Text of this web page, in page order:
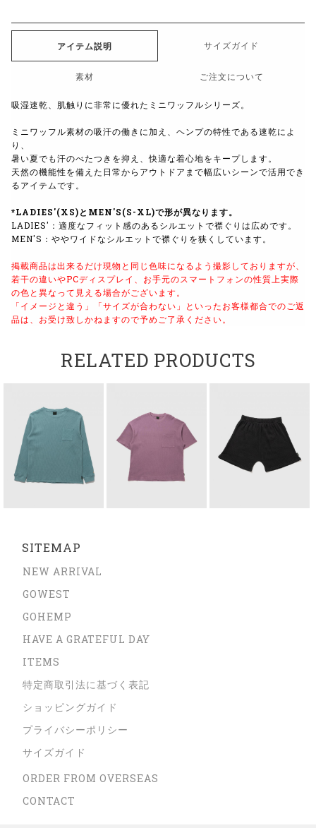
アイテム説明 サイズガイド
素材 ご注文について
吸湿速乾、肌触りに非常に優れたミニワッフルシリーズ。
ミニワッフル素材の吸汗の働きに加え、ヘンプの特性である速乾によ
り、
暑い夏でも汗のべたつきを抑え、快適な着心地をキープします。
天然の機能性を備えた日常からアウトドアまで幅広いシーンで活用でき
るアイテムです。
*LADIES'(XS)とMEN'S(S-XL)で形が異なります。
LADIES'：適度なフィット感のあるシルエットで襟ぐりは広めです。
MEN'S：ややワイドなシルエットで襟ぐりを狭くしています。
掲載商品は出来るだけ現物と同じ色味になるよう撮影しておりますが、
若干の違いやPCディスプレイ、お手元のスマートフォンの性質上実際
の色と異なって見える場合がございます。
「イメージと違う」「サイズが合わない」といったお客様都合でのご返
品は、お受け致しかねますので予めご了承ください。
RELATED PRODUCTS
SITEMAP
NEW ARRIVAL
GOWEST
GOHEMP
HAVE A GRATEFUL DAY
ITEMS
特定商取引法に基づく表記
ショッピングガイド
プライバシーポリシー
サイズガイド
ORDER FROM OVERSEAS
CONTACT